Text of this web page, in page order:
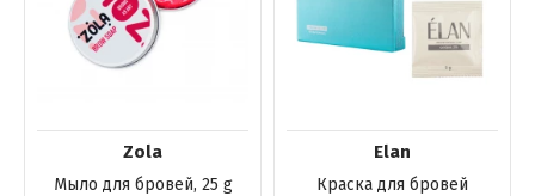
Zola
Мыло для бровей, 25 g
Elan
Краска для бровей